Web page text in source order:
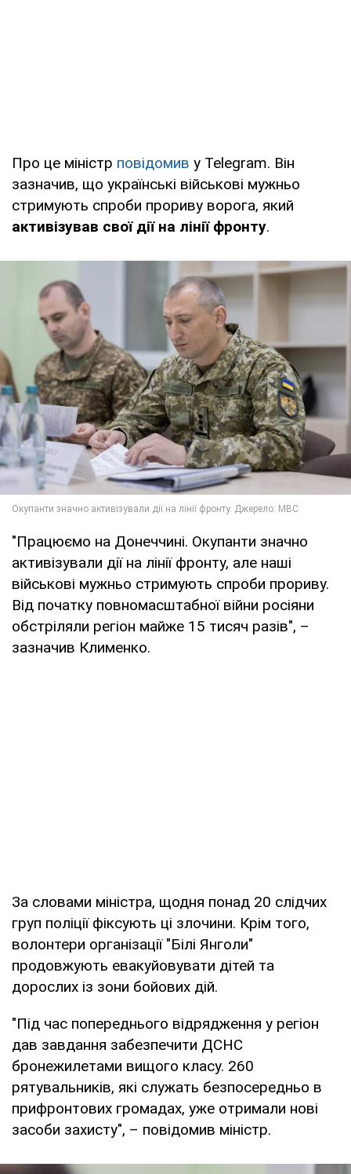
Про це міністр повідомив у Telegram. Він
зазначив, що українські військові мужньо
стримують спроби прориву ворога, який
активізував свої дії на лінії фронту.
"Працюємо на Донеччині. Окупанти значно
активізували дії на лінії фронту, але наші
військові мужньо стримують спроби прориву.
Від початку повномасштабної війни росіяни
обстріляли регіон майже 15 тисяч разів", –
зазначив Клименко.
За словами міністра, щодня понад 20 слідчих
груп поліції фіксують ці злочини. Крім того,
волонтери організації "Білі Янголи"
продовжують евакуйовувати дітей та
дорослих із зони бойових дій.
"Під час попереднього відрядження у регіон
дав завдання забезпечити ДСНС
бронежилетами вищого класу. 260
рятувальників, які служать безпосередньо в
прифронтових громадах, уже отримали нові
засоби захисту", – повідомив міністр.